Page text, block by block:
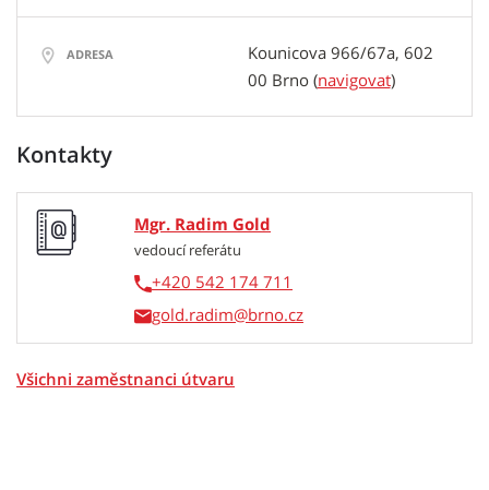
ADRESA
Kounicova 966/67a, 602
00 Brno (navigovat)
Kontakty
Mgr. Radim Gold
vedoucí referátu
+420 542 174 711
gold.radim
Všichni zaměstnanci útvaru